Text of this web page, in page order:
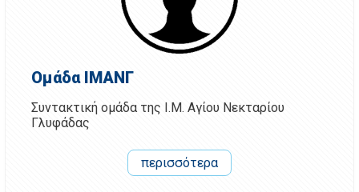
Ομάδα ΙΜΑΝΓ
Συντακτική ομάδα της Ι.Μ. Αγίου Νεκταρίου
Γλυφάδας
περισσότερα